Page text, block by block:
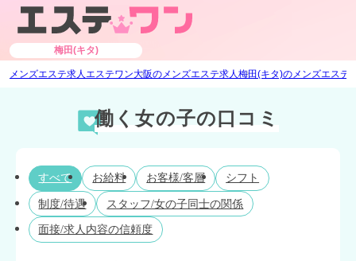
梅田(キタ)
メンズエステ求人エステワン大阪のメンズエステ求人梅田(キタ)のメンズエステ
働く女の子の口コミ
すべて お給料 お客様/客層 シフト
制度/待遇 スタッフ/女の子同士の関係
面接/求人内容の信頼度